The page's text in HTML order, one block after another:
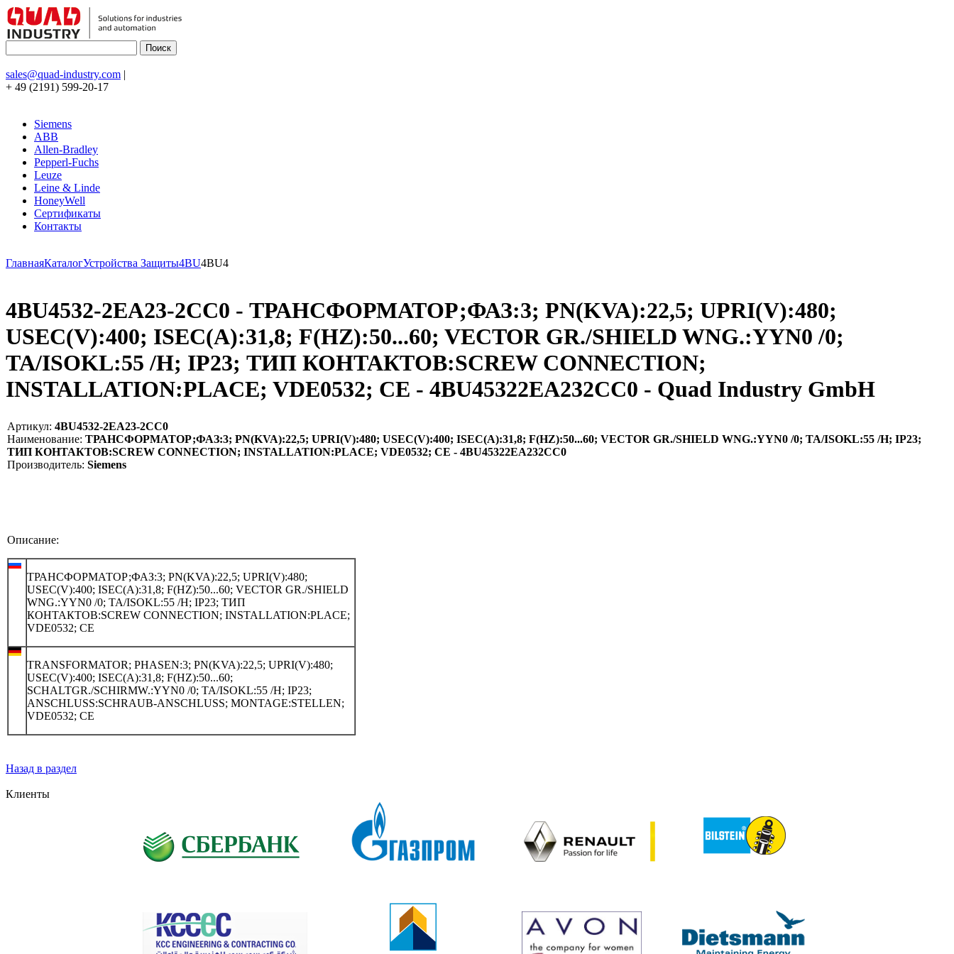
sales@quad-industry.com |
+ 49 (2191) 599-20-17
Siemens
ABB
Allen-Bradley
Pepperl-Fuchs
Leuze
Leine & Linde
HoneyWell
Сертификаты
Контакты
ГлавнаяКаталогУстройства Защиты4BU4BU4
4BU4532-2EA23-2CC0 - ТРАНСФОРМАТОР;ФАЗ:3; PN(KVA):22,5; UPRI(V):480;
USEC(V):400; ISEC(A):31,8; F(HZ):50...60; VECTOR GR./SHIELD WNG.:YYN0 /0;
TA/ISOKL:55 /H; IP23; ТИП КОНТАКТОВ:SCREW CONNECTION;
INSTALLATION:PLACE; VDE0532; CE - 4BU45322EA232CC0 - Quad Industry GmbH
Артикул: 4BU4532-2EA23-2CC0
Наименование: ТРАНСФОРМАТОР;ФАЗ:3; PN(KVA):22,5; UPRI(V):480; USEC(V):400; ISEC(A):31,8; F(HZ):50...60; VECTOR GR./SHIELD WNG.:YYN0 /0; TA/ISOKL:55 /H; IP23;
ТИП КОНТАКТОВ:SCREW CONNECTION; INSTALLATION:PLACE; VDE0532; CE - 4BU45322EA232CC0
Производитель: Siemens
Описание:
ТРАНСФОРМАТОР;ФАЗ:3; PN(KVA):22,5; UPRI(V):480;
USEC(V):400; ISEC(A):31,8; F(HZ):50...60; VECTOR GR./SHIELD
WNG.:YYN0 /0; TA/ISOKL:55 /H; IP23; ТИП
КОНТАКТОВ:SCREW CONNECTION; INSTALLATION:PLACE;
VDE0532; CE
TRANSFORMATOR; PHASEN:3; PN(KVA):22,5; UPRI(V):480;
USEC(V):400; ISEC(A):31,8; F(HZ):50...60;
SCHALTGR./SCHIRMW.:YYN0 /0; TA/ISOKL:55 /H; IP23;
ANSCHLUSS:SCHRAUB-ANSCHLUSS; MONTAGE:STELLEN;
VDE0532; CE
Назад в раздел
Клиенты